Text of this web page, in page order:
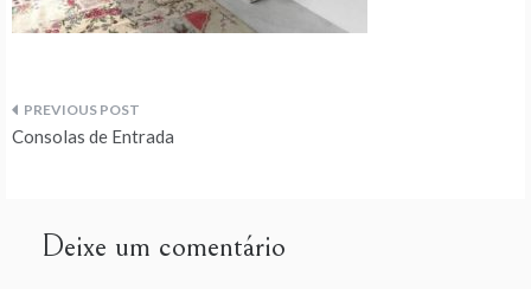
Navegação
artigos
Consolas de Entrada
Deixe um comentário